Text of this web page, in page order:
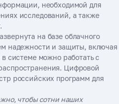
необходимой для
исследований, а также
на базе облачного
надежности и защиты, включая
системе можно работать с
Цифровой
российских программ для
чтобы сотни наших